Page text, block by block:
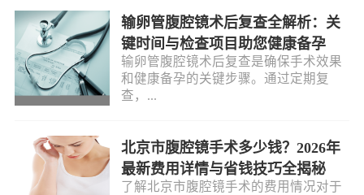
输卵管腹腔镜术后复查全解析：关
键时间与检查项目助您健康备孕
输卵管腹腔镜术后复查是确保手术效果
和健康备孕的关键步骤。通过定期复
查，...
北京市腹腔镜手术多少钱？2026年
最新费用详情与省钱技巧全揭秘
了解北京市腹腔镜手术的费用情况对于